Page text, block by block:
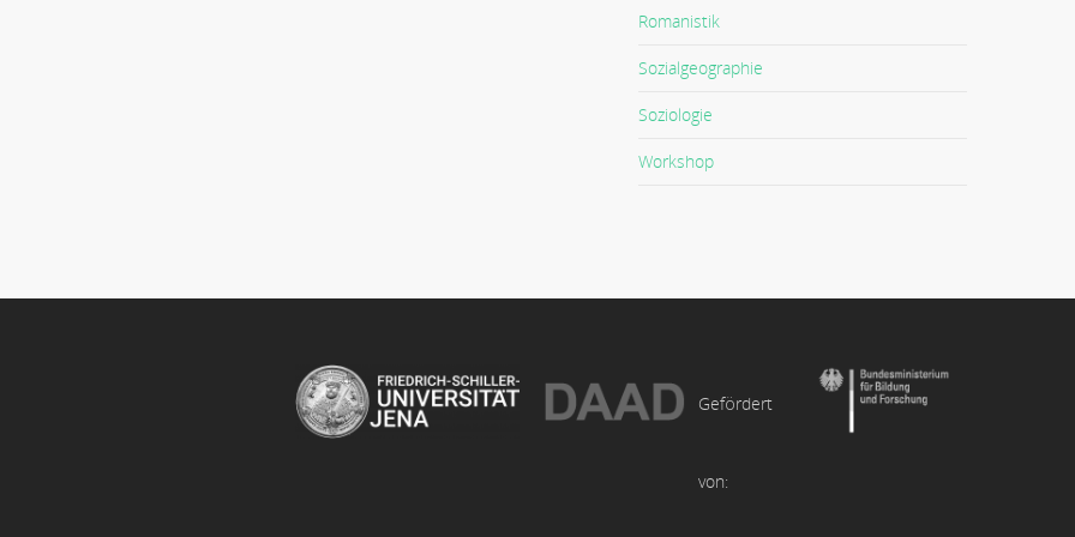
Romanistik
Sozialgeographie
Soziologie
Workshop
Gefördert
von: